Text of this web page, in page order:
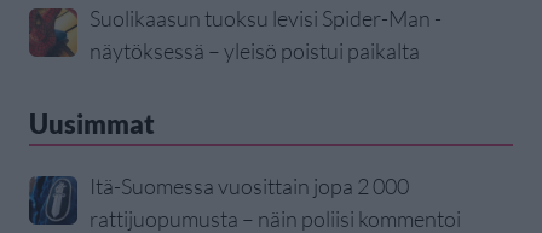
Suolikaasun tuoksu levisi Spider-Man -
näytöksessä – yleisö poistui paikalta
Uusimmat
Itä-Suomessa vuosittain jopa 2 000
rattijuopumusta – näin poliisi kommentoi